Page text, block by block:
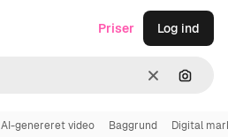
Klar Søg
Priser Log ind
AI-genereret video Baggrund Digital